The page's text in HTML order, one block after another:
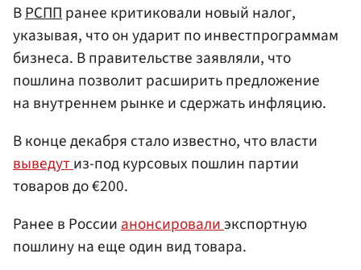
ВРСППранее критиковали новый налог,
указывая, что он ударит по инвестпрограммам
бизнеса. В правительстве заявляли, что
пошлина позволит расширить предложение
на внутреннем рынке и сдержать инфляцию.
В конце декабря стало известно, что власти
выведутиз-под курсовых пошлин партии
товаров до €200.
Ранее в Россиианонсировалиэкспортную
пошлину на еще один вид товара.